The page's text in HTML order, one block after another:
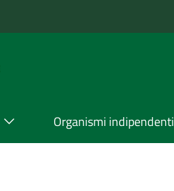
Organismi indipendenti